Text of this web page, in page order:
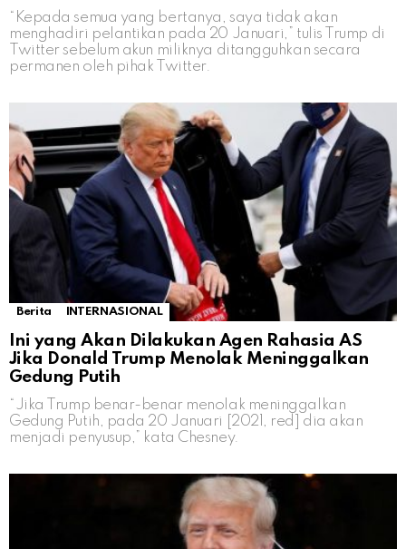
“Kepada semua yang bertanya, saya tidak akan
menghadiri pelantikan pada 20 Januari,” tulis Trump di
Twitter sebelum akun miliknya ditangguhkan secara
permanen oleh pihak Twitter.
Berita INTERNASIONAL
Ini yang Akan Dilakukan Agen Rahasia AS
Jika Donald Trump Menolak Meninggalkan
Gedung Putih
“Jika Trump benar-benar menolak meninggalkan
Gedung Putih, pada 20 Januari [2021, red] dia akan
menjadi penyusup,” kata Chesney.